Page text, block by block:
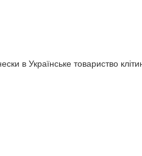
в Українське товариство